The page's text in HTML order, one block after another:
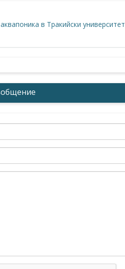
в Тракийски университет